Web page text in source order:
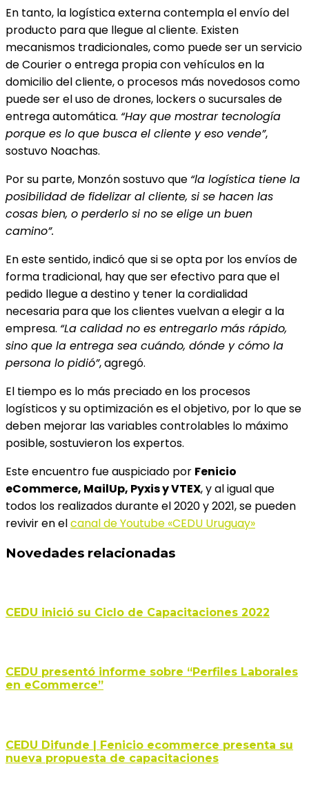
En tanto, la logística externa contempla el envío del
producto para que llegue al cliente. Existen
mecanismos tradicionales, como puede ser un servicio
de Courier o entrega propia con vehículos en la
domicilio del cliente, o procesos más novedosos como
puede ser el uso de drones, lockers o sucursales de
entrega automática. “Hay que mostrar tecnología
porque es lo que busca el cliente y eso vende”,
sostuvo Noachas.
Por su parte, Monzón sostuvo que “la logística tiene la
posibilidad de fidelizar al cliente, si se hacen las
cosas bien, o perderlo si no se elige un buen
camino”.
En este sentido, indicó que si se opta por los envíos de
forma tradicional, hay que ser efectivo para que el
pedido llegue a destino y tener la cordialidad
necesaria para que los clientes vuelvan a elegir a la
empresa. “La calidad no es entregarlo más rápido,
sino que la entrega sea cuándo, dónde y cómo la
persona lo pidió”, agregó.
El tiempo es lo más preciado en los procesos
logísticos y su optimización es el objetivo, por lo que se
deben mejorar las variables controlables lo máximo
posible, sostuvieron los expertos.
Este encuentro fue auspiciado por Fenicio
eCommerce, MailUp, Pyxis y VTEX, y al igual que
todos los realizados durante el 2020 y 2021, se pueden
revivir en elcanal de Youtube «CEDU Uruguay»
Novedades relacionadas
CEDU inició su Ciclo de Capacitaciones 2022
CEDU presentó informe sobre “Perfiles Laborales
en eCommerce”
CEDU Difunde | Fenicio ecommerce presenta su
nueva propuesta de capacitaciones